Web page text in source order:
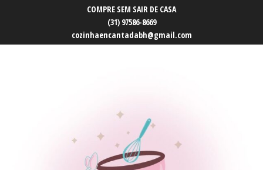
COMPRE SEM SAIR DE CASA
(31) 97586-8669
cozinhaencantadabh@gmail.com